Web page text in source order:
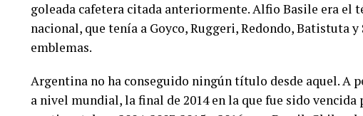
goleada cafetera citada anteriormente. Alfio Basile era el
nacional, que tenía a Goyco, Ruggeri, Redondo, Batistuta
emblemas.
Argentina no ha conseguido ningún título desde aquel. A
a nivel mundial, la final de 2014 en la que fue sido